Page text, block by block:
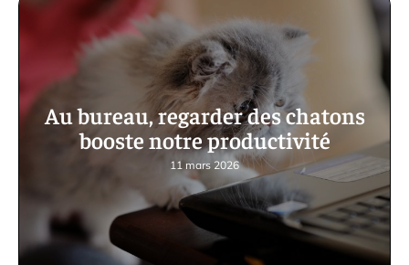
Au bureau, regarder des chatons
booste notre productivité
11 mars 2026